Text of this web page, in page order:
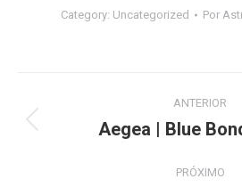
Category: Uncategorized Por
de
ANTERIOR
Post
Aegea | Blue
PRÓXIMO